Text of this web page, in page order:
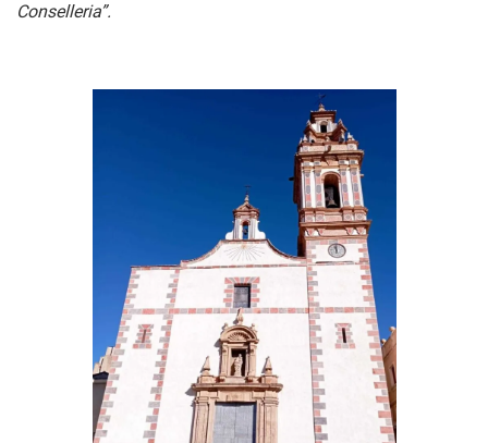
Conselleria”.